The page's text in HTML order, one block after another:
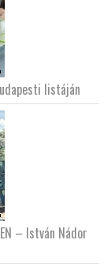
listáján
– István Nádor